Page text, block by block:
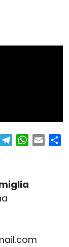
TelegramEmail